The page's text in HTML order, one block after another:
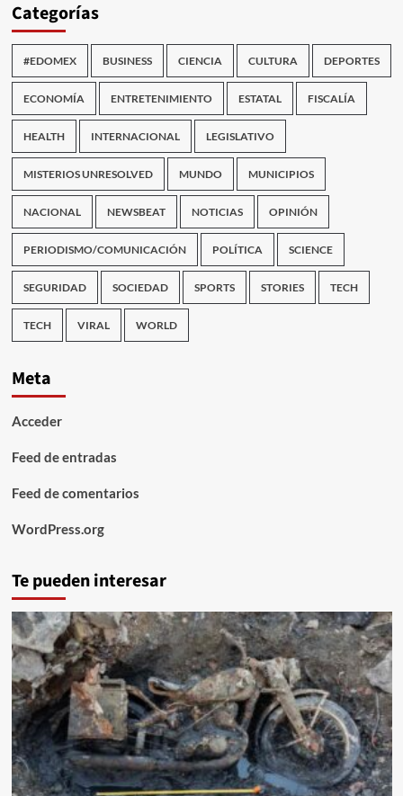
Categorías
#EDOMEX BUSINESS CIENCIA CULTURA DEPORTES
ECONOMÍA ENTRETENIMIENTO ESTATAL FISCALÍA
HEALTH INTERNACIONAL LEGISLATIVO
MISTERIOS UNRESOLVED MUNDO MUNICIPIOS
NACIONAL NEWSBEAT NOTICIAS OPINIÓN
PERIODISMO/COMUNICACIÓN POLÍTICA SCIENCE
SEGURIDAD SOCIEDAD SPORTS STORIES TECH
TECH VIRAL WORLD
Meta
Acceder
Feed de entradas
Feed de comentarios
WordPress.org
Te pueden interesar